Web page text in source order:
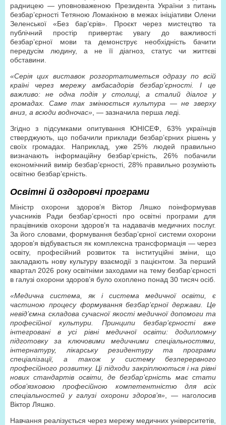
радницею — уповноваженою Президента України з питань
безбар’єрності Тетяною Ломакіною в межах ініціативи Олени
Зеленської «Без бар’єрів». Проєкт через мистецтво та
публічний простір привертає увагу до важливості
безбар’єрної мови та демонструє необхідність бачити
передусім людину, а не її діагноз, статус чи життєві
обставини.
«Серія цих виставок розгортатиметься одразу по всій
країні через мережу амбасадорів безбар’єрності. І це
важливо: не одна подія у столиці, а сталий діалог у
громадах. Саме так змінюється культура — не зверху
вниз, а всюди водночас» , — зазначила перша леді.
Згідно з підсумками опитування ЮНІСЕФ, 63% українців
стверджують, що побачили приклади безбар’єрних рішень у
своїх громадах. Наприклад, уже 25% людей правильно
визначають інформаційну безбар’єрність, 26% побачили
економічний вимір безбар’єрності, 28% правильно розуміють
освітню безбар’єрність.
Освітні й оздоровчі програми
Міністр охорони здоров’я Віктор Ляшко поінформував
учасників Ради безбар’єрності про освітні програми для
працівників охорони здоров’я та надавачів медичних послуг.
За його словами, формування безбар’єрної системи охорони
здоров’я відбувається як комплексна трансформація — через
освіту, професійний розвиток та інституційні зміни, що
закладають нову культуру взаємодії з пацієнтом. За перший
квартал 2026 року освітніми заходами на тему безбар’єрності
в галузі охорони здоров’я було охоплено понад 30 тисяч осіб.
«Медична система, як і система медичної освіти, є
частиною процесу формування безбар’єрної держави. Це
невід’ємна складова сучасної якості медичної допомоги та
професійної культури. Принципи безбар’єрності вже
інтегровані в усі рівні медичної освіти: додипломну
підготовку за ключовими медичними спеціальностями,
інтернатуру, лікарську резидентуру та програми
спеціалізації, а також у систему безперервного
професійного розвитку. Ці підходи закріплюються і на рівні
нових стандартів освіти, де безбар’єрність має стати
обов’язковою професійною компетентністю для всіх
спеціальностей у галузі охорони здоров’я», — наголосив
Віктор Ляшко.
Навчання реалізується через мережу медичних університетів,